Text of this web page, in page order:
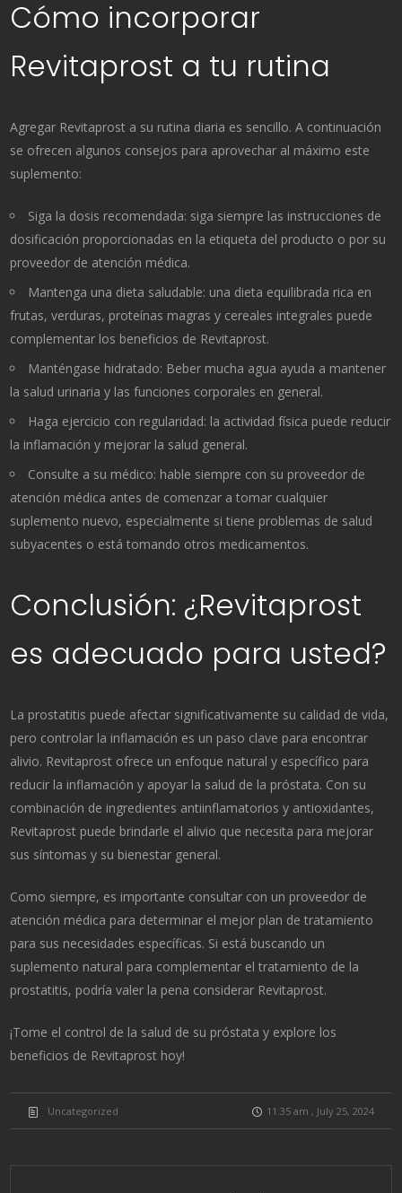
Cómo incorporar
Revitaprost a tu rutina
Agregar Revitaprost a su rutina diaria es sencillo. A continuación
se ofrecen algunos consejos para aprovechar al máximo este
suplemento:
Siga la dosis recomendada: siga siempre las instrucciones de
dosificación proporcionadas en la etiqueta del producto o por su
proveedor de atención médica.
Mantenga una dieta saludable: una dieta equilibrada rica en
frutas, verduras, proteínas magras y cereales integrales puede
complementar los beneficios de Revitaprost.
Manténgase hidratado: Beber mucha agua ayuda a mantener
la salud urinaria y las funciones corporales en general.
Haga ejercicio con regularidad: la actividad física puede reducir
la inflamación y mejorar la salud general.
Consulte a su médico: hable siempre con su proveedor de
atención médica antes de comenzar a tomar cualquier
suplemento nuevo, especialmente si tiene problemas de salud
subyacentes o está tomando otros medicamentos.
Conclusión: ¿Revitaprost
es adecuado para usted?
La prostatitis puede afectar significativamente su calidad de vida,
pero controlar la inflamación es un paso clave para encontrar
alivio. Revitaprost ofrece un enfoque natural y específico para
reducir la inflamación y apoyar la salud de la próstata. Con su
combinación de ingredientes antiinflamatorios y antioxidantes,
Revitaprost puede brindarle el alivio que necesita para mejorar
sus síntomas y su bienestar general.
Como siempre, es importante consultar con un proveedor de
atención médica para determinar el mejor plan de tratamiento
para sus necesidades específicas. Si está buscando un
suplemento natural para complementar el tratamiento de la
prostatitis, podría valer la pena considerar Revitaprost.
¡Tome el control de la salud de su próstata y explore los
beneficios de Revitaprost hoy!
Uncategorized 11:35 am , July 25, 2024